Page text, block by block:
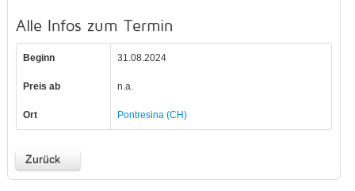
Alle Infos zum Termin
Beginn 31.08.2024
Preis ab n.a.
Ort Pontresina (CH)
Zurück